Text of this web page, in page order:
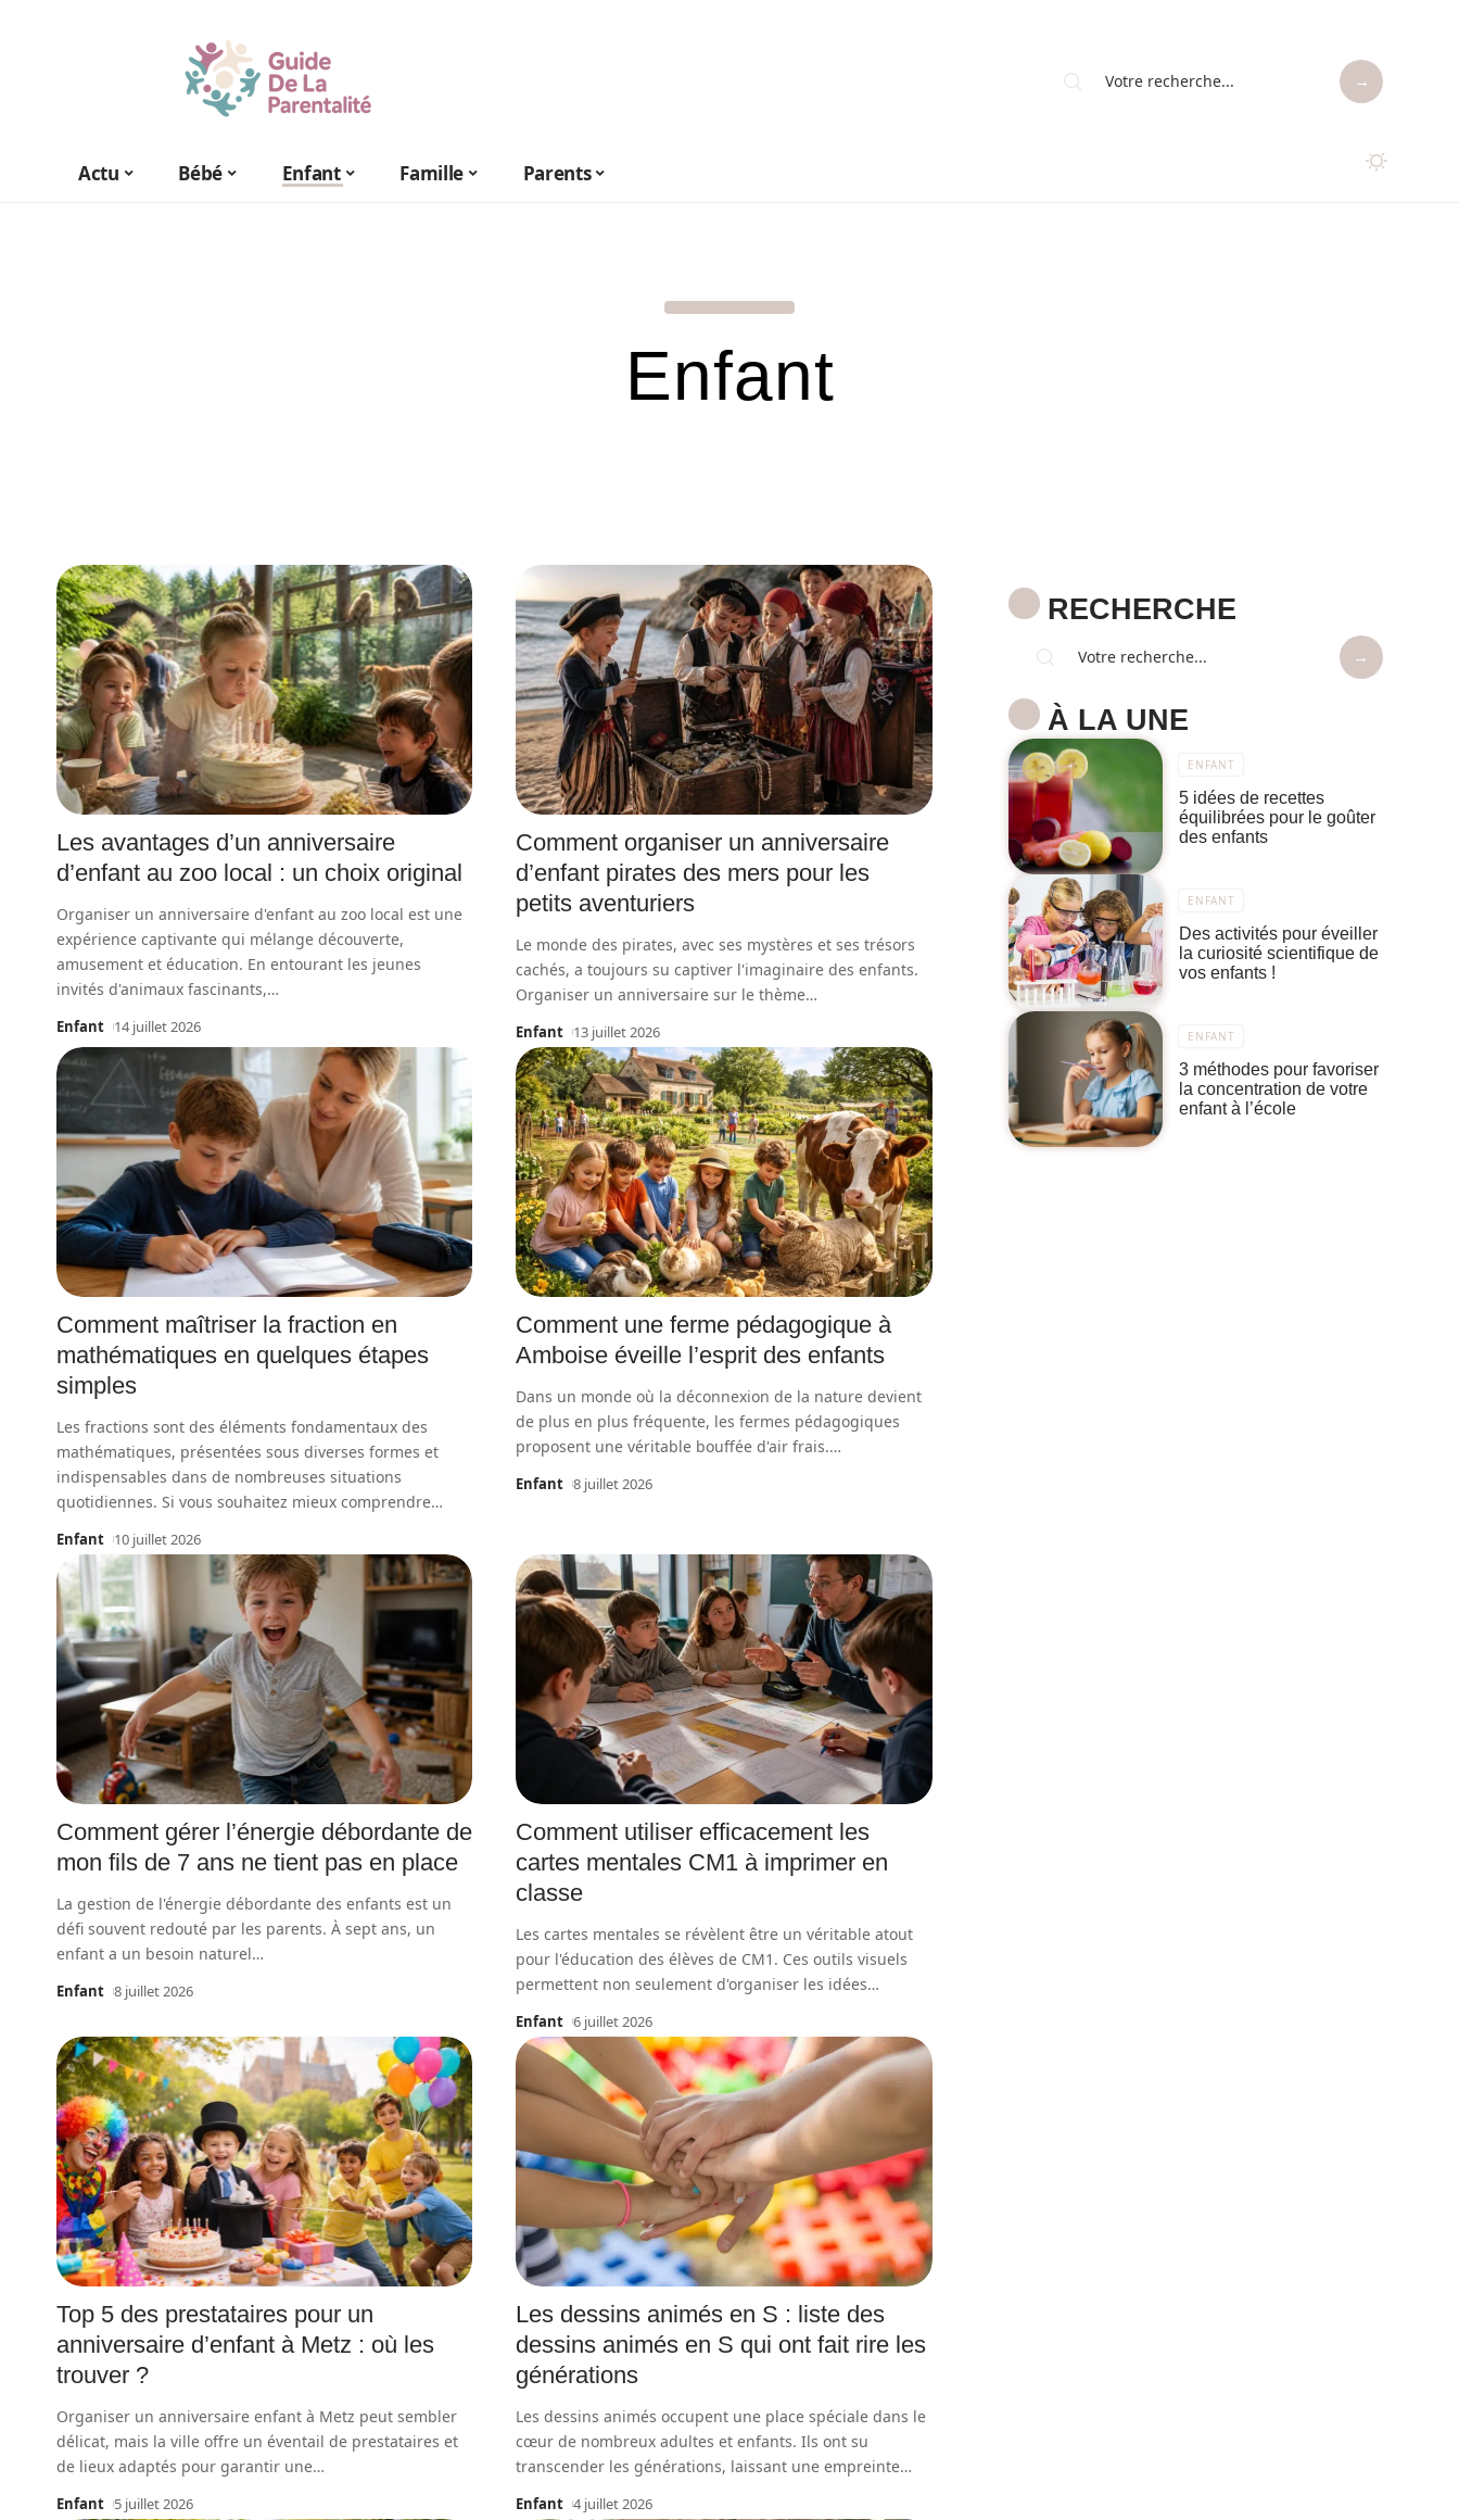
Actu Bébé Enfant Famille Parents
Enfant
Les avantages d’un anniversaire
d’enfant au zoo local : un choix original
Organiser un anniversaire d'enfant au zoo local est une
expérience captivante qui mélange découverte,
amusement et éducation. En entourant les jeunes
invités d'animaux fascinants,…
Enfant 14 juillet 2026
Comment organiser un anniversaire
d’enfant pirates des mers pour les
petits aventuriers
Le monde des pirates, avec ses mystères et ses trésors
cachés, a toujours su captiver l'imaginaire des enfants.
Organiser un anniversaire sur le thème…
Enfant 13 juillet 2026
Comment maîtriser la fraction en
mathématiques en quelques étapes
simples
Les fractions sont des éléments fondamentaux des
mathématiques, présentées sous diverses formes et
indispensables dans de nombreuses situations
quotidiennes. Si vous souhaitez mieux comprendre…
Enfant 10 juillet 2026
Comment une ferme pédagogique à
Amboise éveille l’esprit des enfants
Dans un monde où la déconnexion de la nature devient
de plus en plus fréquente, les fermes pédagogiques
proposent une véritable bouffée d'air frais.…
Enfant 8 juillet 2026
Comment gérer l’énergie débordante de
mon fils de 7 ans ne tient pas en place
La gestion de l'énergie débordante des enfants est un
défi souvent redouté par les parents. À sept ans, un
enfant a un besoin naturel…
Enfant 8 juillet 2026
Comment utiliser efficacement les
cartes mentales CM1 à imprimer en
classe
Les cartes mentales se révèlent être un véritable atout
pour l'éducation des élèves de CM1. Ces outils visuels
permettent non seulement d'organiser les idées…
Enfant 6 juillet 2026
Top 5 des prestataires pour un
anniversaire d’enfant à Metz : où les
trouver ?
Organiser un anniversaire enfant à Metz peut sembler
délicat, mais la ville offre un éventail de prestataires et
de lieux adaptés pour garantir une…
Enfant 5 juillet 2026
Les dessins animés en S : liste des
dessins animés en S qui ont fait rire les
générations
Les dessins animés occupent une place spéciale dans le
cœur de nombreux adultes et enfants. Ils ont su
transcender les générations, laissant une empreinte…
Enfant 4 juillet 2026
RECHERCHE
À LA UNE
ENFANT
5 idées de recettes
équilibrées pour le goûter
des enfants
ENFANT
Des activités pour éveiller
la curiosité scientifique de
vos enfants !
ENFANT
3 méthodes pour favoriser
la concentration de votre
enfant à l’école